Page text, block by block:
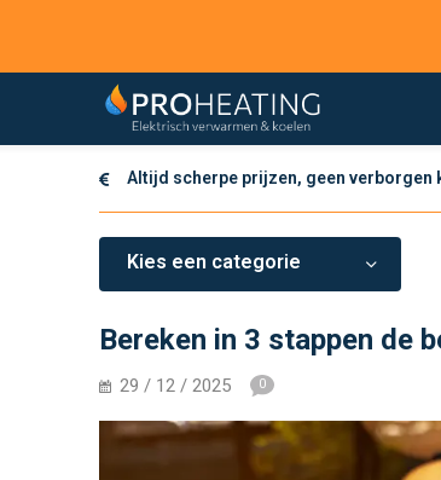
Altijd scherpe prijzen, geen verborgen
Kies een categorie
Bereken in 3 stappen de
29 / 12 / 2025 0